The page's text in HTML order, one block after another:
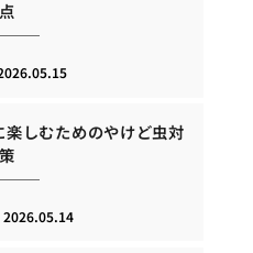
点
しむためのやけど虫対
策
2026.05.14